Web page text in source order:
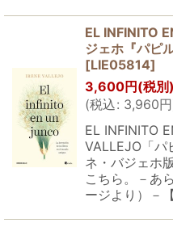
EL INFINITO
ジェホ『パピ
[LIE05814]
3,600円 (税別)
(税込: 3,960円
EL INFINITO
VALLEJO「パ
ネ・バジェホ
こちら。－あ
ージより）－